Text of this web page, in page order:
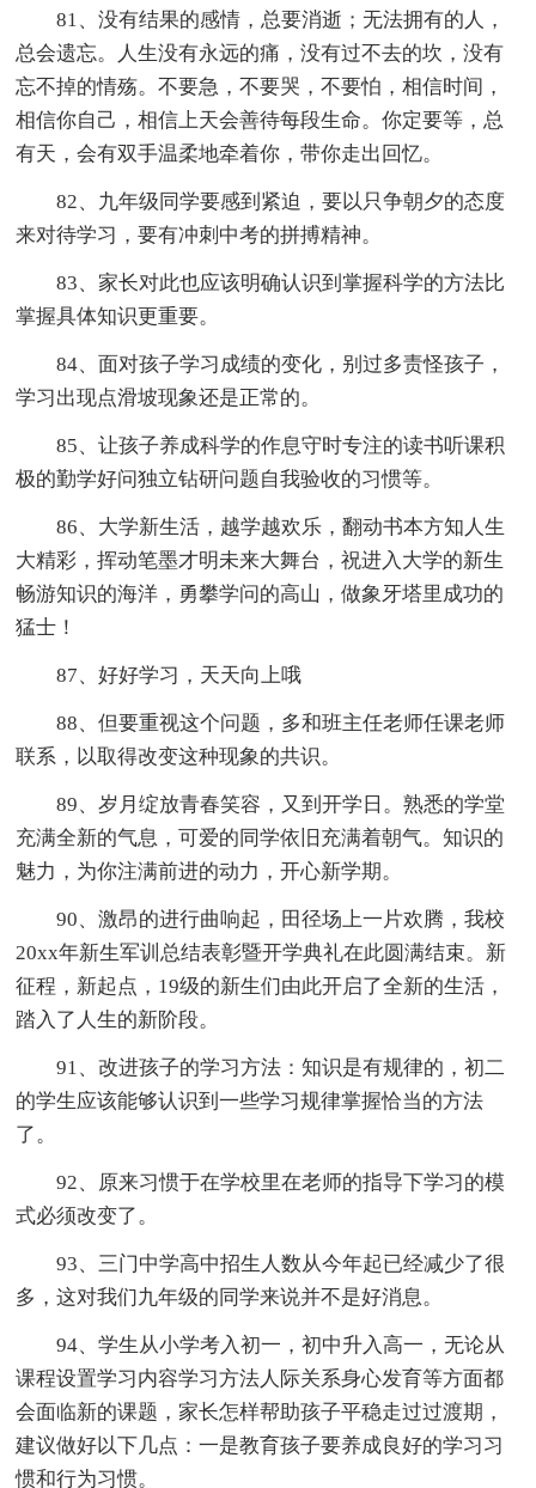
81、没有结果的感情，总要消逝；无法拥有的人，
总会遗忘。人生没有永远的痛，没有过不去的坎，没有
忘不掉的情殇。不要急，不要哭，不要怕，相信时间，
相信你自己，相信上天会善待每段生命。你定要等，总
有天，会有双手温柔地牵着你，带你走出回忆。
82、九年级同学要感到紧迫，要以只争朝夕的态度
来对待学习，要有冲刺中考的拼搏精神。
83、家长对此也应该明确认识到掌握科学的方法比
掌握具体知识更重要。
84、面对孩子学习成绩的变化，别过多责怪孩子，
学习出现点滑坡现象还是正常的。
85、让孩子养成科学的作息守时专注的读书听课积
极的勤学好问独立钻研问题自我验收的习惯等。
86、大学新生活，越学越欢乐，翻动书本方知人生
大精彩，挥动笔墨才明未来大舞台，祝进入大学的新生
畅游知识的海洋，勇攀学问的高山，做象牙塔里成功的
猛士！
87、好好学习，天天向上哦
88、但要重视这个问题，多和班主任老师任课老师
联系，以取得改变这种现象的共识。
89、岁月绽放青春笑容，又到开学日。熟悉的学堂
充满全新的气息，可爱的同学依旧充满着朝气。知识的
魅力，为你注满前进的动力，开心新学期。
90、激昂的进行曲响起，田径场上一片欢腾，我校
20xx年新生军训总结表彰暨开学典礼在此圆满结束。新
征程，新起点，19级的新生们由此开启了全新的生活，
踏入了人生的新阶段。
91、改进孩子的学习方法：知识是有规律的，初二
的学生应该能够认识到一些学习规律掌握恰当的方法
了。
92、原来习惯于在学校里在老师的指导下学习的模
式必须改变了。
93、三门中学高中招生人数从今年起已经减少了很
多，这对我们九年级的同学来说并不是好消息。
94、学生从小学考入初一，初中升入高一，无论从
课程设置学习内容学习方法人际关系身心发育等方面都
会面临新的课题，家长怎样帮助孩子平稳走过过渡期，
建议做好以下几点：一是教育孩子要养成良好的学习习
惯和行为习惯。